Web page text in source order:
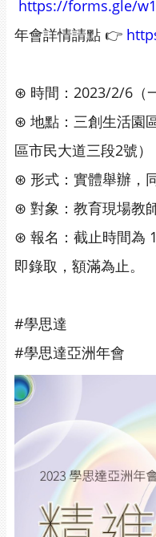
https://forms.gle/
年會詳情請點 👉
⊛ 時間：2023/2/6（
⊛ 地點：三創生活園
區市民大道三段2號）
⊛ 形式：實體舉辦，
⊛ 對象：教育現場教
⊛ 報名：截止時間為
即錄取，額滿為止。
#學思達
#學思達亞洲年會